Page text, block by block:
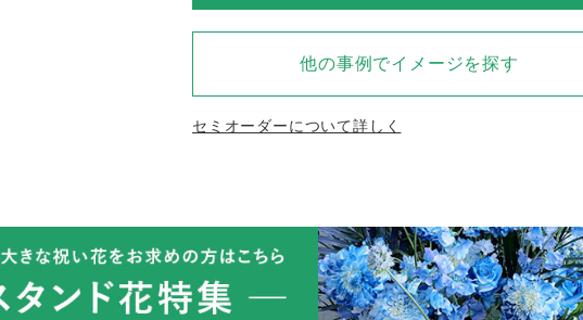
他の事例でイメージを探す
セミオーダーについて詳しく